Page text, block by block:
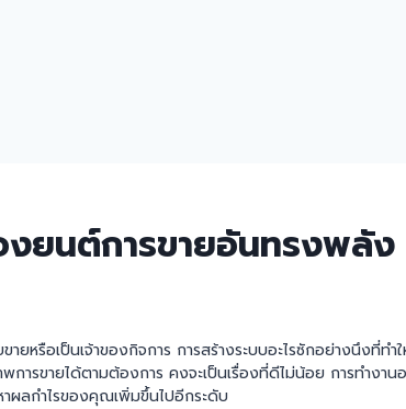
งยนต์การขายอันทรงพลัง
ายหรือเป็นเจ้าของกิจการ การสร้างระบบอะไรซักอย่างนึงที่ท
การขายได้ตามต้องการ คงจะเป็นเรื่องที่ดีไม่น้อย การทำงา
าผลกำไรของคุณเพิ่มขึ้นไปอีกระดับ